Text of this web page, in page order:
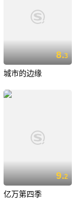
8.3
城市的边缘
9.2
亿万第四季